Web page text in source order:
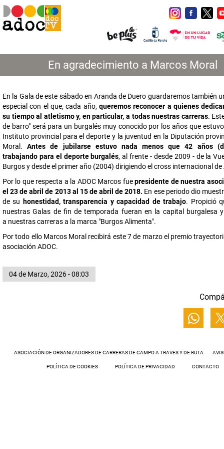
En agradecimiento a Marcos Moral
En la Gala de este sábado en Aranda de Duero guardaremos también
especial con el que, cada año, queremos reconocer a quienes
su tiempo al atletismo y, en particular, a todas nuestras carreras.
de barro" será para un burgalés muy conocido por los años que
Instituto provincial para el deporte y la juventud en la Diputación
Moral.Antes de jubilarse estuvo nada menos que 42 años
trabajando para el deporte burgalés, al frente - desde 2009 - de la
Burgos y desde el primer año (2004) dirigiendo el cross internacional
Por lo que respecta a la ADOC Marcos fuepresidente de nuestra
el 23 de abril de 2013 al 15 de abril de 2018. En ese periodo dio
de su honestidad, transparencia y capacidad de trabajo. Propició
nuestras Galas de fin de temporada fueran en la capital burgalesa
a nuestras carreras a la marca "Burgos Alimenta".
Por todo ello Marcos Moral recibirá este 7 de marzo el premio
asociación ADOC.
04 de Marzo, 2026 - 08:03
ASOCIACIÓN DE ORGANIZADORES DE CARRERAS DE CAMPO A TRAVES Y DE RUTA
POLÍTICA DE COOKIES POLÍTICA DE PRIVACIDAD CONTACTO